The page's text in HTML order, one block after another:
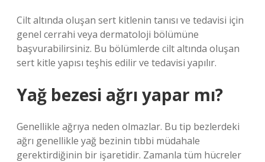
Cilt altında oluşan sert kitlenin tanısı ve tedavisi için
genel cerrahi veya dermatoloji bölümüne
başvurabilirsiniz. Bu bölümlerde cilt altında oluşan
sert kitle yapısı teşhis edilir ve tedavisi yapılır.
Yağ bezesi ağrı yapar mı?
Genellikle ağrıya neden olmazlar. Bu tip bezlerdeki
ağrı genellikle yağ bezinin tıbbi müdahale
gerektirdiğinin bir işaretidir. Zamanla tüm hücreler